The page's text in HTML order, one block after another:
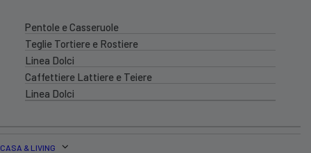
Pentole e Casseruole
Teglie Tortiere e Rostiere
Linea Dolci
Caffettiere Lattiere e Teiere
Linea Dolci
CASA & LIVING